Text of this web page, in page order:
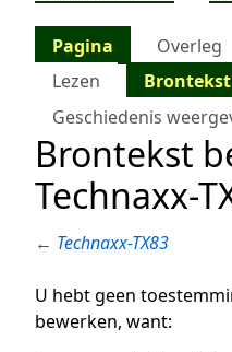
Pagina Overleg
Lezen
Geschiedenis
Brontekst
Technaxx-
← Technaxx-TX83
U hebt geen
bewerken, want: